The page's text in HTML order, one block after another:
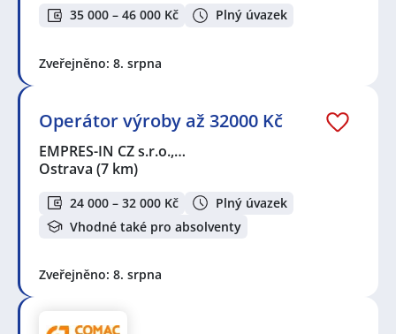
35 000 – 46 000 Kč Plný úvazek
Zveřejněno: 8. srpna
Operátor výroby až 32000 Kč
EMPRES-IN CZ s.r.o.,…
Ostrava (7 km)
24 000 – 32 000 Kč
Plný úvazek
Vhodné také pro absolventy
Zveřejněno: 8. srpna